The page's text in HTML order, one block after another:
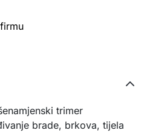
trimer
brade, brkova, tijela